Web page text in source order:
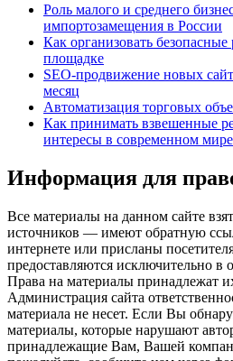
Роль малого и среднего
импортозамещения в России
Как организовать
площадке
SEO-продвижение новых
месяц
Автоматизация торговых
Как принимать взвешенные
интересы в современном мире
Информация для
Все материалы на данном сайте
источников — имеют обратную
интернете или присланы
предоставляются исключительно в
Права на материалы принадлежат
Администрация сайта
материала не несет. Если Вы
материалы, которые нарушают
принадлежащие Вам, Вашей